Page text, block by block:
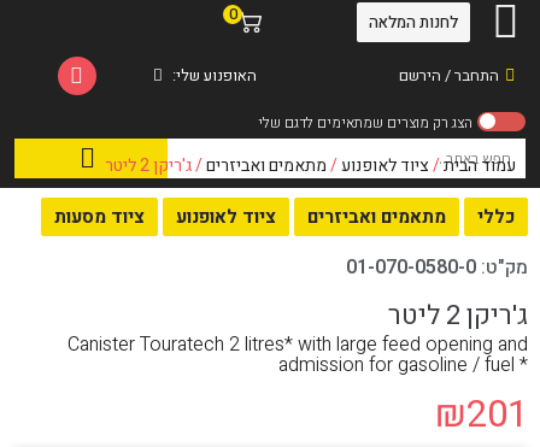
התחבר / הירשם
0
האופנוע שלי:
לחנות המלאה
עמוד הבית/ציוד לאופנוע/מתאמים ואביזרים/ ג'ריקן 2 ליטר
כללי מתאמים ואביזרים ציוד לאופנוע ציוד מסעות
מק"ט: 01-070-0580-0
ג'ריקן 2 ליטר
Canister Touratech 2 litres* with large feed opening and
admission for gasoline / fuel *
₪201